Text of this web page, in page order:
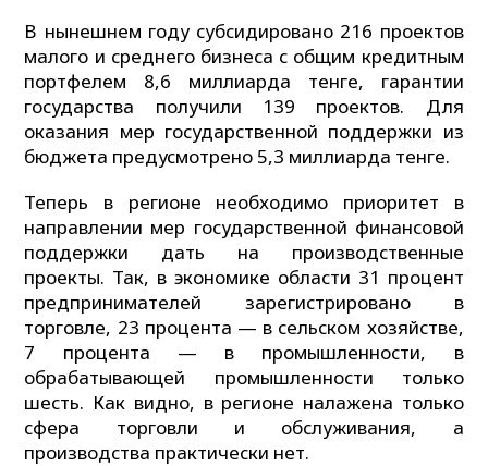
В нынешнем году субсидировано 216 проектов
малого и среднего бизнеса с общим кредитным
портфелем 8,6 миллиарда тенге, гарантии
государства получили 139 проектов. Для
оказания мер государственной поддержки из
бюджета предусмотрено 5,3 миллиарда тенге.
Теперь в регионе необходимо приоритет в
направлении мер государственной финансовой
поддержки дать на производственные
проекты. Так, в экономике области 31 процент
предпринимателей зарегистрировано в
торговле, 23 процента — в сельском хозяйстве,
7 процента — в промышленности, в
обрабатывающей промышленности только
шесть. Как видно, в регионе налажена только
сфера торговли и обслуживания, а
производства практически нет.